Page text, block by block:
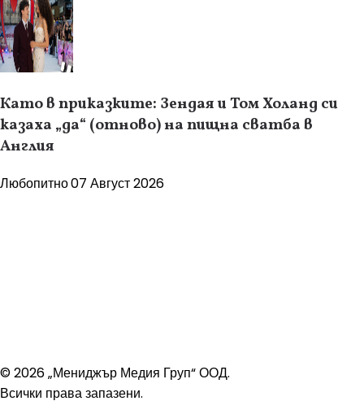
Като в приказките: Зендая и Том Холанд си
казаха „да“ (отново) на пищна сватба в
Англия
Любопитно07 Август 2026
© 2026 „Мениджър Медия Груп“ ООД.
Всички права запазени.